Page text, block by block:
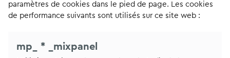
paramètres de cookies dans le pied de page. Les cookies
de performance suivants sont utilisés sur ce site web :
mp_ * _mixpanel